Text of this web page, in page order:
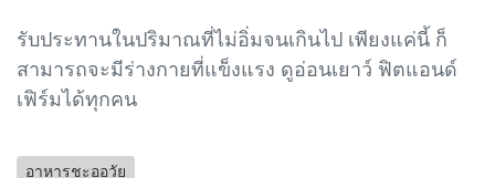
รับประทานในปริมาณที่ไม่อิ่มจนเกินไป เพียงแค่นี้ ก็
สามารถจะมีร่างกายที่แข็งแรง ดูอ่อนเยาว์ ฟิตแอนด์
เฟิร์มได้ทุกคน
อาหารชะออวัย